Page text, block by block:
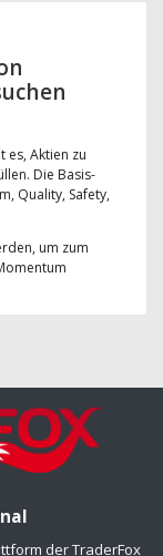
es, Aktien zu
Die Basis-
Quality, Safety,
um zum
der TraderFox